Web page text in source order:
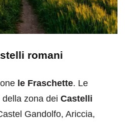
romani
le Fraschette. Le
zona dei Castelli
Gandolfo, Ariccia,